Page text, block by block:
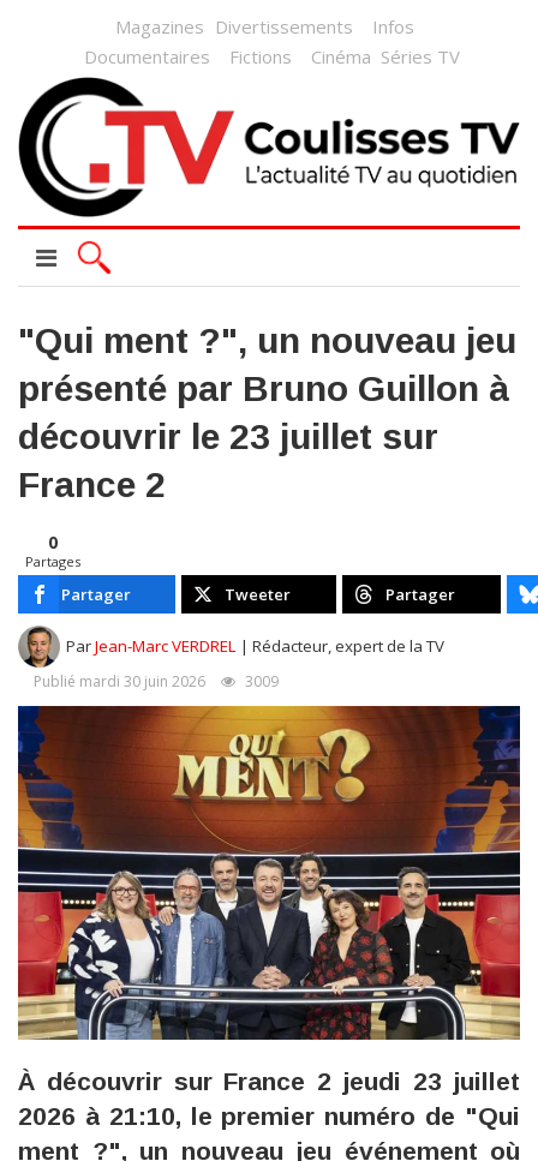
Magazines Divertissements
Infos
Documentaires
Fictions Cinéma Séries TV
"Qui ment ?", un nouveau jeu
présenté par Bruno Guillon à
découvrir le 23 juillet sur
France 2
0
Partages
Partager Tweeter Partager
ParJean-Marc VERDREL | Rédacteur, expert de la TV
Publié mardi 30 juin 2026 3009
À découvrir sur France 2 jeudi 23 juillet
2026 à 21:10, le premier numéro de "Qui
ment ?", un nouveau jeu événement où